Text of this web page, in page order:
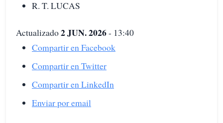
R. T. LUCAS
Actualizado2 JUN. 2026- 13:40
Compartir en Facebook
Compartir en Twitter
Compartir en LinkedIn
Enviar por email